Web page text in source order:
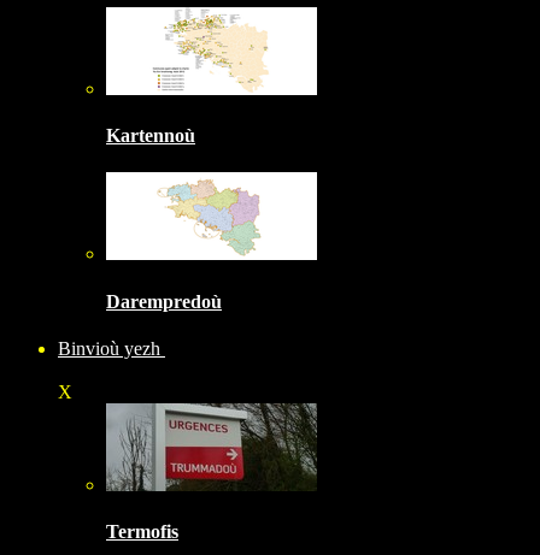
Kartennoù
Darempredoù
Binvioù yezh
X
Termofis